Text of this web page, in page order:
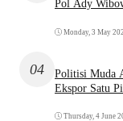
Pol Ady
Monday, 3 May
04
Politisi Muda
Ekspor Satu
Thursday, 4 June